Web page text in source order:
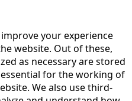
your experience
website. Out of these,
as necessary are stored
for the working of
We also use third-